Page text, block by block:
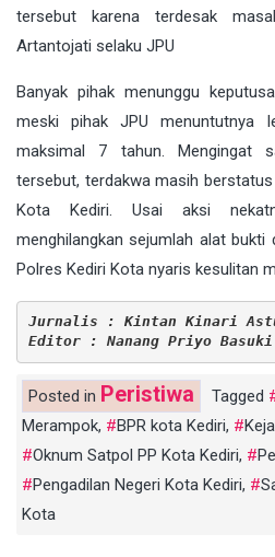
tersebut karena terdesak
Artantojati selaku JPU
Banyak pihak menunggu
meski pihak JPU menuntutnya
maksimal 7 tahun. Mengingat
tersebut, terdakwa masih
Kota Kediri. Usai aksi
menghilangkan sejumlah alat bukti
Polres Kediri Kota nyaris kesulitan
Jurnalis : Kintan Kinari
Editor : Nanang Priyo Basuki
Posted in Peristiwa Tagged
Merampok, BPR kota Kediri,
Oknum Satpol PP Kota Kediri,
Pengadilan Negeri Kota Kediri,
Kota